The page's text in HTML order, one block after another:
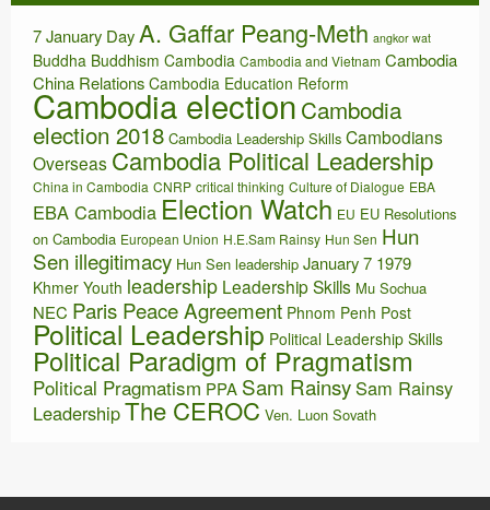
e
7 January DayA. Gaffar Peang-Meth angkor wat
Buddha Buddhism Cambodia Cambodia and Vietnam Cambodia
China Relations Cambodia Education Reform
Cambodia election Cambodia
election 2018 Cambodia Leadership Skills Cambodians
Overseas Cambodia Political Leadership
China in Cambodia CNRP critical thinking Culture of Dialogue EBA
EBA Cambodia Election Watch EU EU Resolutions
on Cambodia European Union H.E.Sam Rainsy Hun Sen Hun
Sen illegitimacy Hun Sen leadership January 7 1979
Khmer Youth leadership Leadership Skills Mu Sochua
NEC Paris Peace Agreement Phnom Penh Post
Political Leadership Political Leadership Skills
Political Paradigm of Pragmatism
Political Pragmatism PPA Sam RainsySam Rainsy
LeadershipThe CEROC Ven. Luon Sovath